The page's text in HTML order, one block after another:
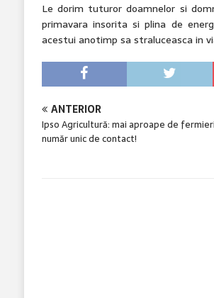
Le dorim tuturor doamnelor si
primavara insorita si plina de
acestui anotimp sa straluceasca in
ANTERIOR
Ipso Agricultură: mai aproape de
număr unic de contact!